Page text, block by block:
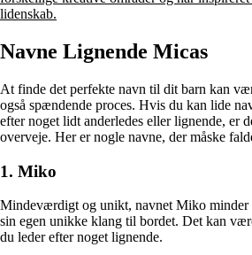
lidenskab.
Navne Lignende Micas
At finde det perfekte navn til dit barn kan
også spændende proces. Hvis du kan lide
efter noget lidt anderledes eller lignende, er
overveje. Her er nogle navne, der måske
1. Miko
Mindeværdigt og unikt, navnet Miko minder
sin egen unikke klang til bordet. Det kan
du leder efter noget lignende.